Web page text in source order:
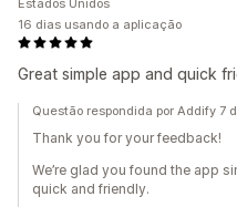
Great simple app and quick
Estados Unidos
16 dias usando a aplicação
Questão respondida por Addify 7
Thank you for your feedback!
We’re glad you found the app
quick and friendly.